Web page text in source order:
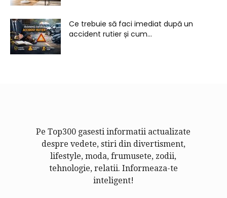
Ce trebuie să faci imediat după un
accident rutier și cum...
Pe Top300 gasesti informatii actualizate
despre vedete, stiri din divertisment,
lifestyle, moda, frumusete, zodii,
tehnologie, relatii. Informeaza-te
inteligent!